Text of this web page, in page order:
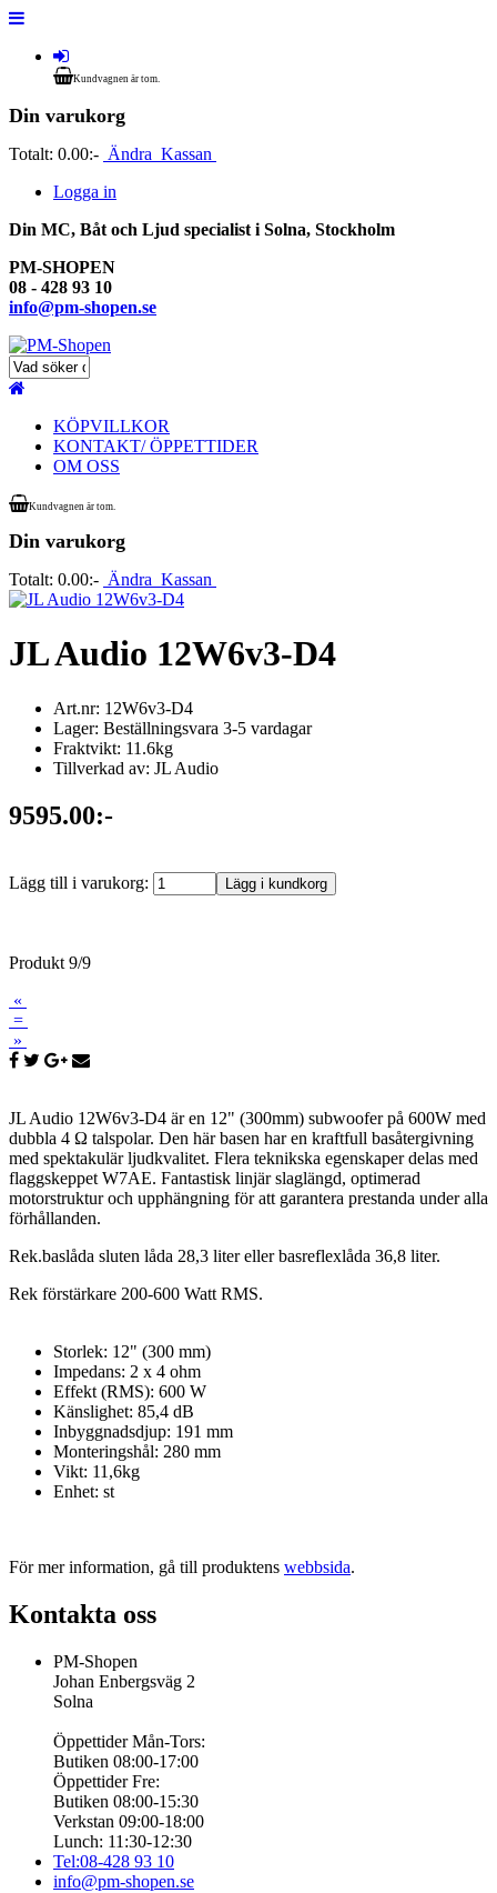
Kundvagnen är tom.
Din varukorg
Totalt: 0.00:- Ändra Kassan
Logga in
Din MC, Båt och Ljud specialist i Solna, Stockholm
PM-SHOPEN
08 - 428 93 10
info@pm-shopen.se
KÖPVILLKOR
KONTAKT/ ÖPPETTIDER
OM OSS
Kundvagnen är tom.
Din varukorg
Totalt: 0.00:- Ändra Kassan
JL Audio 12W6v3-D4
Art.nr: 12W6v3-D4
Lager: Beställningsvara 3-5 vardagar
Fraktvikt: 11.6kg
Tillverkad av: JL Audio
9595.00:-
Lägg till i varukorg:
Produkt 9/9
«
=
»
JL Audio 12W6v3-D4 är en 12" (300mm) subwooferpå 600W med
dubbla 4 Ω talspolar. Den här basen har en kraftfull basåtergivning
med spektakulär ljudkvalitet. Flera teknikska egenskaper delas med
flaggskeppet W7AE. Fantastisk linjär slaglängd, optimerad
motorstruktur och upphängning för att garantera prestanda under alla
förhållanden.
Rek.baslåda sluten låda 28,3 liter eller basreflexlåda 36,8 liter.
Rek förstärkare 200-600 Watt RMS.
Storlek: 12" (300 mm)
Impedans: 2 x 4 ohm
Effekt (RMS): 600 W
Känslighet: 85,4 dB
Inbyggnadsdjup: 191 mm
Monteringshål: 280 mm
Vikt: 11,6kg
Enhet: st
För mer information, gå till produktens webbsida.
Kontakta oss
PM-Shopen
Johan Enbergsväg 2
Solna
Öppettider Mån-Tors:
Butiken 08:00-17:00
Öppettider Fre:
Butiken 08:00-15:30
Verkstan 09:00-18:00
Lunch: 11:30-12:30
Tel:08-428 93 10
info@pm-shopen.se